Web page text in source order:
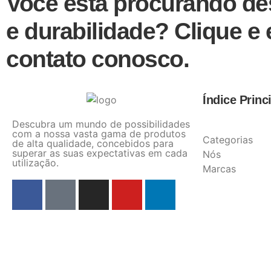
e durabilidade? Clique e
contato conosco.
Descubra um mundo de possibilidades
com a nossa vasta gama de produtos
de alta qualidade, concebidos para
superar as suas expectativas em cada
utilização.
Índice
Categorias
Nós
Marcas